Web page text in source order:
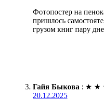
Фотопостер на
пришлось
грузом книг пару
Гайя Быкова : ★ ★
20.12.2025